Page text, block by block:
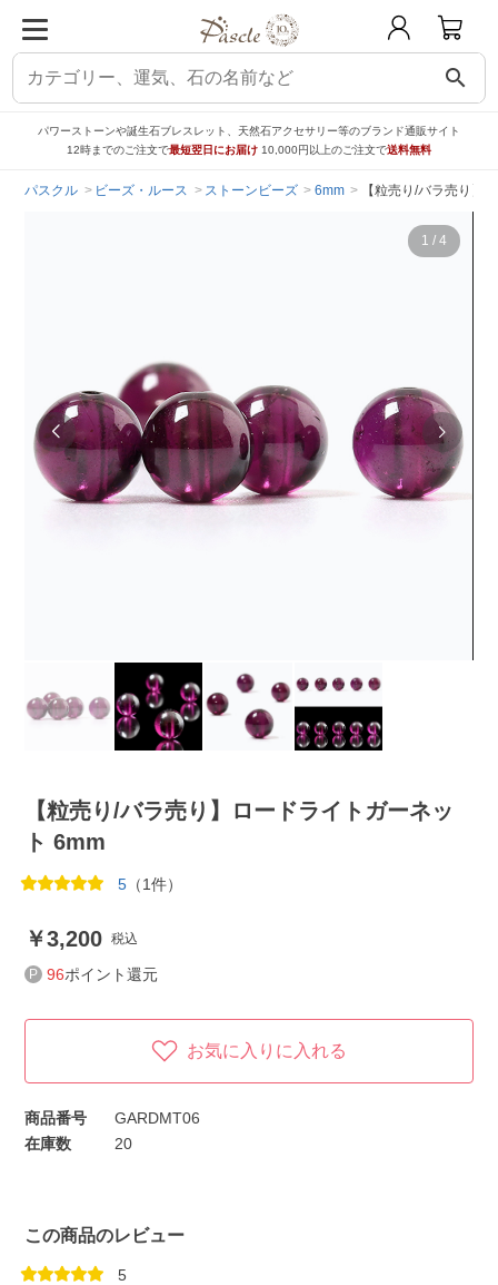
search
パワーストーンや誕生石ブレスレット、天然石アクセサリー等のブランド通販サイト
12時までのご注文で最短翌日にお届け 10,000円以上のご注文で送料無料
パスクル ビーズ・ルース ストーンビーズ 6mm 【粒売り/バラ売り】
1 / 4
【粒売り/バラ売り】ロードライトガーネッ
ト 6mm
5 （1件）
3,200 税込
96ポイント還元
お気に入りに入れる
商品番号
GARDMT06
在庫数
20
この商品のレビュー
5